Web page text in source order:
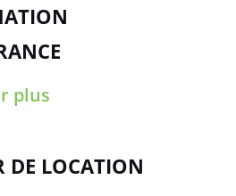
plus
DE LOCATION